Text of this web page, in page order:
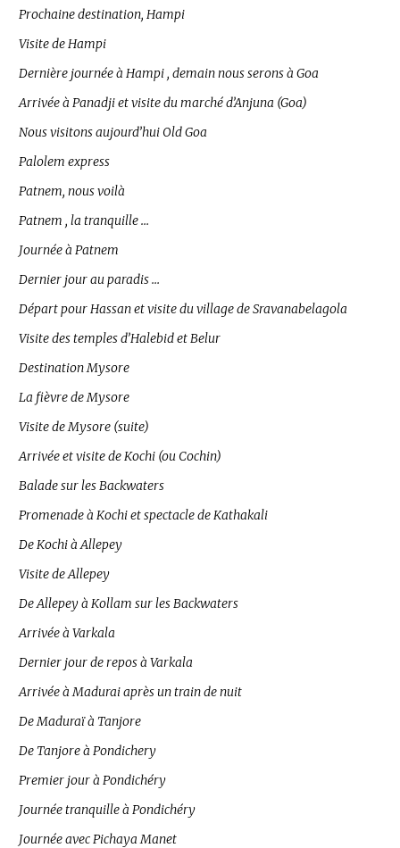
Prochaine destination, Hampi
Visite de Hampi
Dernière journée à Hampi , demain nous serons à Goa
Arrivée à Panadji et visite du marché d’Anjuna (Goa)
Nous visitons aujourd’hui Old Goa
Palolem express
Patnem, nous voilà
Patnem , la tranquille …
Journée à Patnem
Dernier jour au paradis …
Départ pour Hassan et visite du village de Sravanabelagola
Visite des temples d’Halebid et Belur
Destination Mysore
La fièvre de Mysore
Visite de Mysore (suite)
Arrivée et visite de Kochi (ou Cochin)
Balade sur les Backwaters
Promenade à Kochi et spectacle de Kathakali
De Kochi à Allepey
Visite de Allepey
De Allepey à Kollam sur les Backwaters
Arrivée à Varkala
Dernier jour de repos à Varkala
Arrivée à Madurai après un train de nuit
De Maduraï à Tanjore
De Tanjore à Pondichery
Premier jour à Pondichéry
Journée tranquille à Pondichéry
Journée avec Pichaya Manet